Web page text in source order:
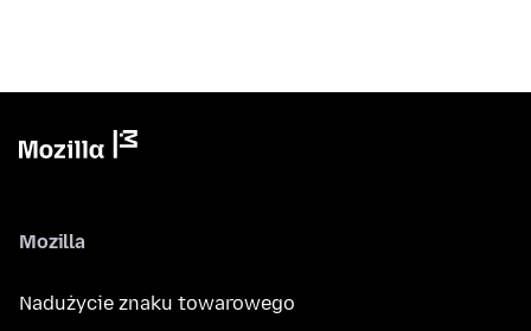
Mozilla
Nadużycie znaku towarowego